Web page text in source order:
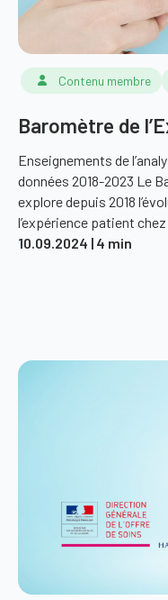
Contenu membre
Baromètre de
Enseignements de
données 2018-2023 Le
explore depuis 2018
l’expérience patient chez
10.09.2024 | 4 min